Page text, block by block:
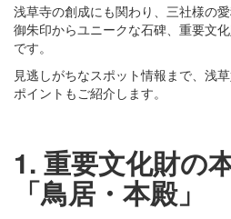
浅草寺の創成にも関わり、三社様の
御朱印からユニークな石碑、重要文
です。
見逃しがちなスポット情報まで、浅
ポイントもご紹介します。
1. 重要文化財の
「鳥居・本殿」